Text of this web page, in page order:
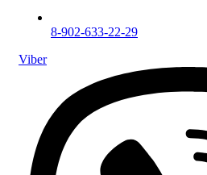
8-902-633-22-29
Viber